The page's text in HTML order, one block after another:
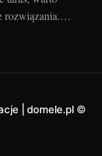
rozwiązania.
niż tylko
taras i dlaczego
| domele.pl ©